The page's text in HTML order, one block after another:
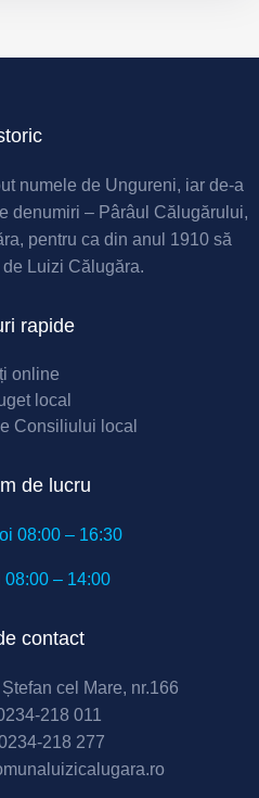
numele de Ungureni, iar de-a
denumiri – Pârâul Călugărului,
pentru ca din anul 1910 să
Luizi Călugăra.
rapide
online
local
Consiliului local
de lucru
08:00 – 16:30
08:00 – 14:00
contact
cel Mare, nr.166
218 011
218 277